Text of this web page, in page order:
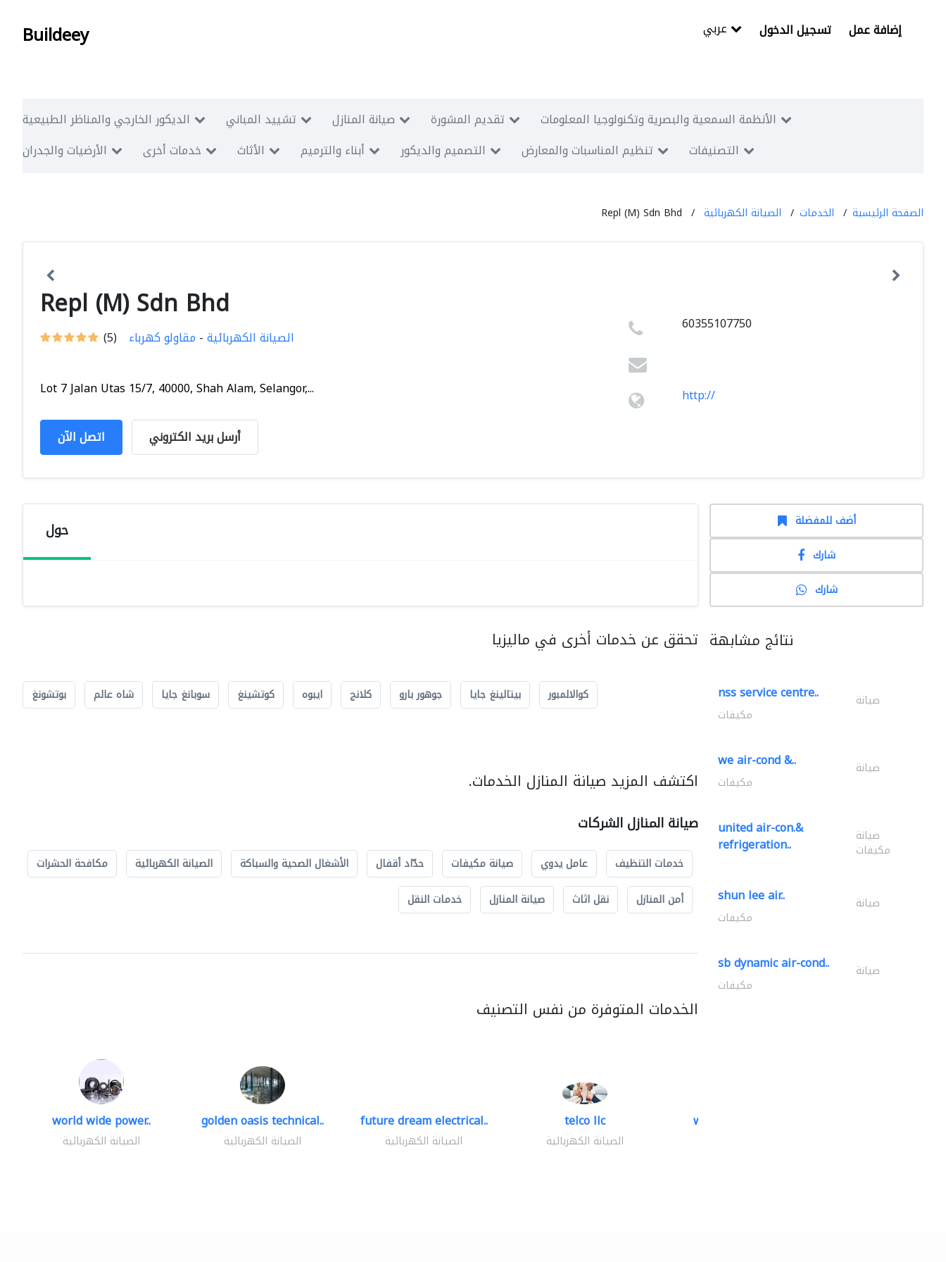
Buildeey تسجيل الدخول إضافة عمل
الديكور الخارجي والمناظر الطبيعية تشييد المباني صيانة المنازل تقديم المشورة
الأنظمة السمعية والبصرية وتكنولوجيا المعلومات
الأرضيات والجدران
خدمات أخرى الأثاث أبناء والترميم التصميم والديكور تنظيم المناسبات والمعارض التصنيفات
الصفحة الرئيسية الخدمات الصيانة الكهربائية Repl (M) Sdn Bhd
Repl (M) Sdn Bhd
(5) الصيانة الكهربائية- مقاولو كهرباء
Lot 7 Jalan Utas 15/7, 40000, Shah Alam, Selangor,...
اتصل الآن أرسل بريد الكتروني
60355107750
http://
حول
تحقق عن خدمات أخرى في ماليزيا
كوالالمبور بيتالينغ جايا جوهور بارو كلانج ايبوه كوتشينغ سوبانغ جايا شاه عالم بوتشونغ
اكتشف المزيد صيانة المنازل الخدمات.
صيانة المنازل الشركات
خدمات التنظيف عامل يدوي صيانة مكيفات حدّاد أقفال الأشغال الصحية والسباكة الصيانة الكهربائية
مكافحة الحشرات
أمن المنازل
نقل اثاث صيانة المنازل خدمات النقل
الخدمات المتوفرة من نفس التصنيف
world wide power..
الصيانة الكهربائية
golden oasis technical..
الصيانة الكهربائية
future dream electrical..
الصيانة الكهربائية
telco llc
الصيانة الكهربائية
white arch general..
أضف للمفضلة
شارك
شارك
نتائج مشابهة
nss service centre.. صيانة
مكيفات
we air-cond &.. صيانة
مكيفات
united air-con.&
refrigeration.. صيانة
مكيفات
shun lee air.. صيانة
مكيفات
sb dynamic air-cond.. صيانة
مكيفات